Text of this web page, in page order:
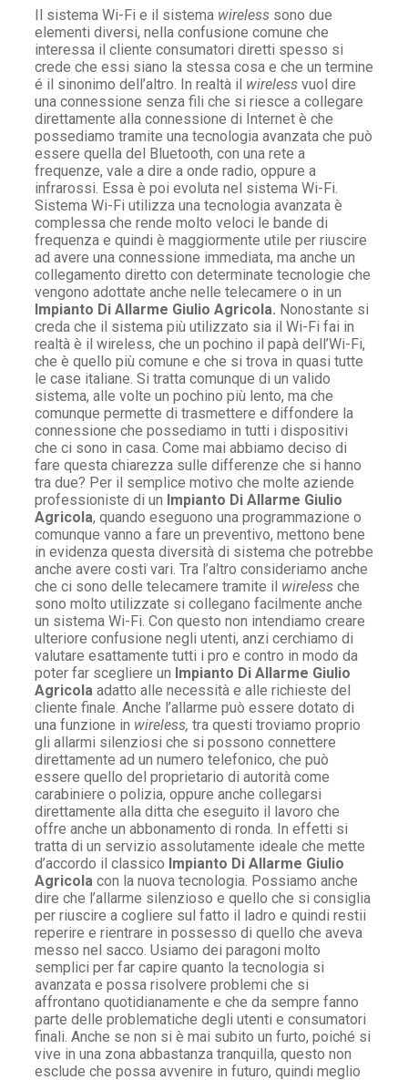
Il sistema Wi-Fi e il sistema wireless sono due
elementi diversi, nella confusione comune che
interessa il cliente consumatori diretti spesso si
crede che essi siano la stessa cosa e che un termine
é il sinonimo dell’altro. In realtà il wireless vuol dire
una connessione senza fili che si riesce a collegare
direttamente alla connessione di Internet è che
possediamo tramite una tecnologia avanzata che può
essere quella del Bluetooth, con una rete a
frequenze, vale a dire a onde radio, oppure a
infrarossi. Essa è poi evoluta nel sistema Wi-Fi.
Sistema Wi-Fi utilizza una tecnologia avanzata è
complessa che rende molto veloci le bande di
frequenza e quindi è maggiormente utile per riuscire
ad avere una connessione immediata, ma anche un
collegamento diretto con determinate tecnologie che
vengono adottate anche nelle telecamere o in un
Impianto Di Allarme Giulio Agricola. Nonostante si
creda che il sistema più utilizzato sia il Wi-Fi fai in
realtà è il wireless, che un pochino il papà dell’Wi-Fi,
che è quello più comune e che si trova in quasi tutte
le case italiane. Si tratta comunque di un valido
sistema, alle volte un pochino più lento, ma che
comunque permette di trasmettere e diffondere la
connessione che possediamo in tutti i dispositivi
che ci sono in casa. Come mai abbiamo deciso di
fare questa chiarezza sulle differenze che si hanno
tra due? Per il semplice motivo che molte aziende
professioniste di un Impianto Di Allarme Giulio
Agricola, quando eseguono una programmazione o
comunque vanno a fare un preventivo, mettono bene
in evidenza questa diversità di sistema che potrebbe
anche avere costi vari. Tra l’altro consideriamo anche
che ci sono delle telecamere tramite il wireless che
sono molto utilizzate si collegano facilmente anche
un sistema Wi-Fi. Con questo non intendiamo creare
ulteriore confusione negli utenti, anzi cerchiamo di
valutare esattamente tutti i pro e contro in modo da
poter far scegliere un Impianto Di Allarme Giulio
Agricola adatto alle necessità e alle richieste del
cliente finale. Anche l’allarme può essere dotato di
una funzione in wireless, tra questi troviamo proprio
gli allarmi silenziosi che si possono connettere
direttamente ad un numero telefonico, che può
essere quello del proprietario di autorità come
carabiniere o polizia, oppure anche collegarsi
direttamente alla ditta che eseguito il lavoro che
offre anche un abbonamento di ronda. In effetti si
tratta di un servizio assolutamente ideale che mette
d’accordo il classico Impianto Di Allarme Giulio
Agricola con la nuova tecnologia. Possiamo anche
dire che l’allarme silenzioso e quello che si consiglia
per riuscire a cogliere sul fatto il ladro e quindi restii
reperire e rientrare in possesso di quello che aveva
messo nel sacco. Usiamo dei paragoni molto
semplici per far capire quanto la tecnologia si
avanzata e possa risolvere problemi che si
affrontano quotidianamente e che da sempre fanno
parte delle problematiche degli utenti e consumatori
finali. Anche se non si è mai subito un furto, poiché si
vive in una zona abbastanza tranquilla, questo non
esclude che possa avvenire in futuro, quindi meglio